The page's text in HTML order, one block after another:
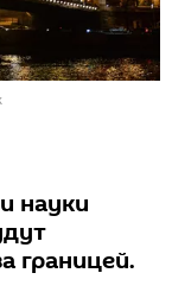
науки
границей.